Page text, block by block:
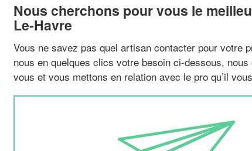
Nous cherchons pour vous le
Le-Havre
Vous ne savez pas quel artisan contacter pour votre
nous en quelques clics votre besoin ci-dessous,
vous et vous mettons en relation avec le pro qu’il